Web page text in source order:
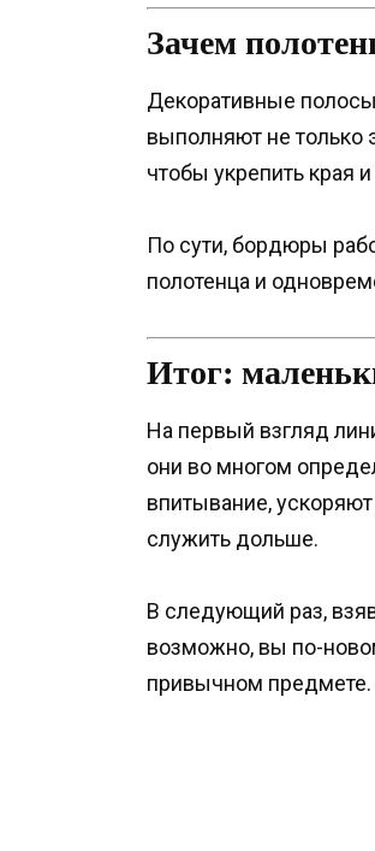
Зачем
Декоративные
выполняют не только
чтобы укрепить края
По сути, бордюры
полотенца и
Итог:
На первый взгляд
они во многом
впитывание,
служить дольше.
В следующий раз,
возможно, вы по-
привычном предмете.